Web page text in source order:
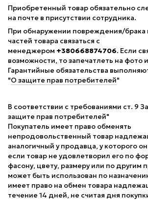
Приобретенный товар обязательно
на почте в присутствии сотрудника.
При обнаружении повреждения/брака
частей товара связаться с
менеджером +380668874706. Если
возможности, то запечатлеть на фото
Гарантийные обязательства
"О защите прав потребителей"
В соответствии с требованиями ст. 9
защите прав потребителей"
Покупатель имеет право обменять
непродовольственный товар
аналогичный у продавца, у которого
если товар не удовлетворил его по
фасону, цвету, размеру или по другим
может быть использован по
имеет право на обмен товара
течение 14 дней, не считая дня